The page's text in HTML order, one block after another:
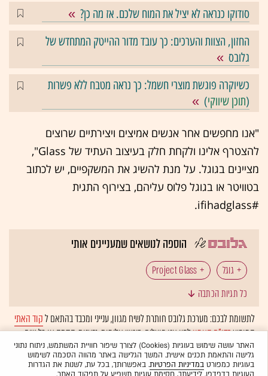
סודוקו כנראה לא יציל את המוח שלכם. אז מה כן?
החזון, הצוות והערכים: כך עובד מדור ההייטק המתחדש של
גלובס
כשיוקרה פוגשת מוצרי חשמל: כך נראה מטבח ללא פשרות
(תוכן שיווקי)
"אנו מחפשים אחר אנשים אמיצים ויצירתיים שרוצים
להצטרף אלינו ולקחת חלק בעיצוב העתיד של Glass",
מציינים בגוגל. על מנת להשיג את המשקפיים, יש לכתוב
בטוויטר או בגוגל פלוס עליהם, בצירוף התגית
#ifihadglass.
הוספה לנושאים שמעניינים אותי
גוגל
Project Glass
כל תגיות הכתבה
לתשומת לבכם: מערכת גלובס חותרת לשיח מגוון, ענייני ומכבד בהתאם לקוד האתי
המופיעבדו"ח האמוןלפיו אנו פועלים. ביטויי אלימות, גזענות, הסתה או כל שיח
בלתי הולם אחר מסוננים בצורהאוטומטיתולא יפורסמו באתר.
האתר עושה שימוש בעוגיות (Cookies) לצורך שיפור חוויית המשתמש, ניתוח נתוני
גלישה והתאמת תכנים אישית. המשך הגלישה באתר מהווה הסכמה לשימוש
בעוגיות כמפורטבמדיניות הפרטיות. באפשרותך, בכל עת, לשנות את הגדרות